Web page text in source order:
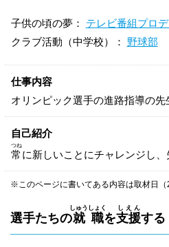
子供の頃の夢： テレビ番組プロ
クラブ活動（中学校）： 野球部
仕事内容
オリンピック選手の進路指導の先
自己紹介
常
つね
に新しいことにチャレンジし、
※このページに書いてある内容は取材日
選手たちの就職
しゅうしょく
を支援
しえん
する